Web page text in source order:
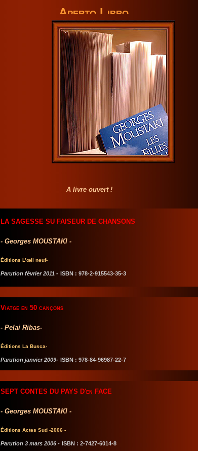
Aperto Libro
A livre ouvert !
LA SAGESSE SU FAISEUR DE CHANSONS
- Georges MOUSTAKI -
Éditions L’œil neuf-
Parution février 2011 - ISBN : 978-2-915543-35-3
Viatge en 50 cançons
- Pelai Ribas-
Éditions La Busca-
Parution janvier 2009- ISBN : 978-84-96987-22-7
SEPT CONTES DU PAYS D'en FACE
- Georges MOUSTAKI -
Éditions Actes Sud -2006 -
Parution 3 mars 2006 - ISBN : 2-7427-6014-8